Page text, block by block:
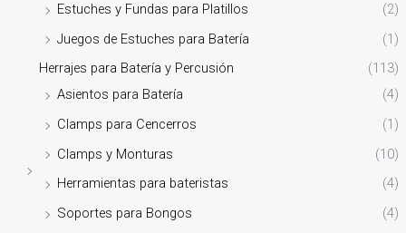
Estuches y Fundas para Platillos
(2)
Juegos de Estuches para Batería
(1)
Herrajes para Batería y Percusión
(113)
Asientos para Batería
(4)
Clamps para Cencerros
(1)
Clamps y Monturas
(10)
Herramientas para bateristas
(4)
Soportes para Bongos
(4)